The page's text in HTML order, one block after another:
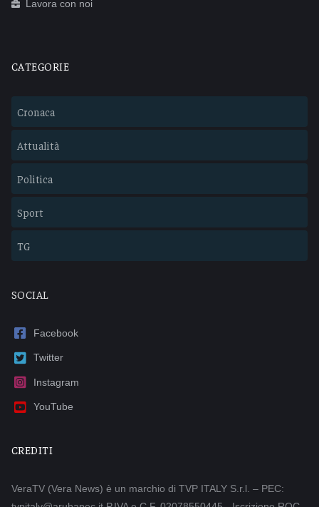
Lavora con noi
CATEGORIE
Cronaca
Attualità
Politica
Sport
TG
SOCIAL
Facebook
Twitter
Instagram
YouTube
CREDITI
VeraTV (Vera News) è un marchio di TVP ITALY S.r.l. – PEC: